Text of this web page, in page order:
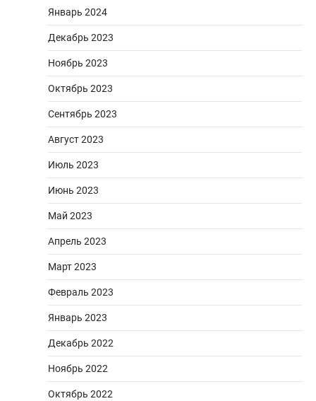
Январь 2024
Декабрь 2023
Ноябрь 2023
Октябрь 2023
Сентябрь 2023
Август 2023
Июль 2023
Июнь 2023
Май 2023
Апрель 2023
Март 2023
Февраль 2023
Январь 2023
Декабрь 2022
Ноябрь 2022
Октябрь 2022